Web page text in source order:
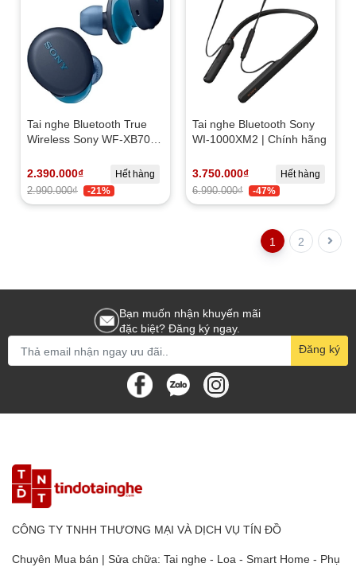
Tai nghe Bluetooth True
Wireless Sony WF-XB700 |
2.390.000₫
2.990.000₫ -21%
Hết hàng
Tai nghe Bluetooth Sony
WI-1000XM2 | Chính hãng
3.750.000₫
6.990.000₫ -47%
Hết hàng
1 2
Bạn muốn nhận khuyến mãi
đặc biệt? Đăng ký ngay.
Đăng ký
CÔNG TY TNHH THƯƠNG MẠI VÀ DỊCH VỤ TÍN ĐỒ
Chuyên Mua bán | Sửa chữa: Tai nghe - Loa - Smart Home - Phụ